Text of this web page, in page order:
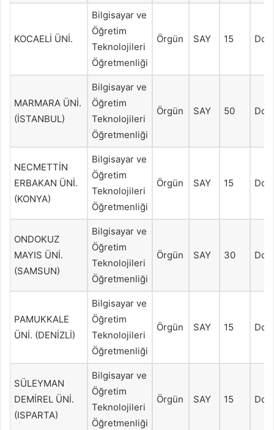
KOCAELİ ÜNİ.
Bilgisayar ve
Öğretim
Teknolojileri
Öğretmenliği
Örgün SAY 15
MARMARA ÜNİ.
(İSTANBUL)
Bilgisayar ve
Öğretim
Teknolojileri
Öğretmenliği
Örgün SAY 50
NECMETTİN
ERBAKAN ÜNİ.
(KONYA)
Bilgisayar ve
Öğretim
Teknolojileri
Öğretmenliği
Örgün SAY 15
ONDOKUZ
MAYIS ÜNİ.
(SAMSUN)
Bilgisayar ve
Öğretim
Teknolojileri
Öğretmenliği
Örgün SAY 30
PAMUKKALE
ÜNİ. (DENİZLİ)
Bilgisayar ve
Öğretim
Teknolojileri
Öğretmenliği
Örgün SAY 15
SÜLEYMAN
DEMİREL ÜNİ.
(ISPARTA)
Bilgisayar ve
Öğretim
Teknolojileri
Öğretmenliği
Örgün SAY 15